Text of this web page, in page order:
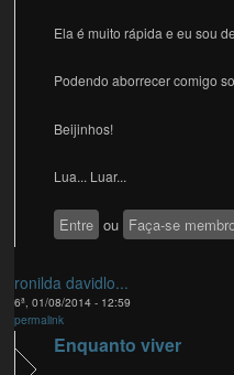
Ela é muito rápida e eu sou
Podendo aborrecer comigo
Beijinhos!
Lua... Luar...
Entre ou Faça-se
ronilda davidlo...
6ª, 01/08/2014 - 12:59
permalink
Enquanto viver